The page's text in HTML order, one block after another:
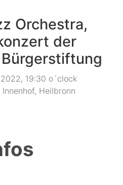
Orchestra,
der
19:30 o´clock
Heilbronn